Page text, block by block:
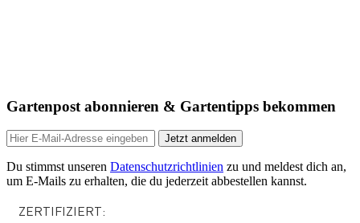
Gartenpost abonnieren & Gartentipps bekommen
Jetzt anmelden
Du stimmst unseren Datenschutzrichtlinien zu und meldest dich an,
um E-Mails zu erhalten, die du jederzeit abbestellen kannst.
ZERTIFIZIERT: